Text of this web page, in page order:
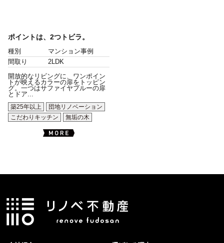
ポイントは、2つトビラ。
種別
マンション事例
間取り
2LDK
開放的なリビングに、ワンポイン
トが映えるカラーの扉をトッピン
グ。一つはサファイヤブルーの扉
とドア...
築25年以上
団地リノベーション
こだわりキッチン
無垢の木